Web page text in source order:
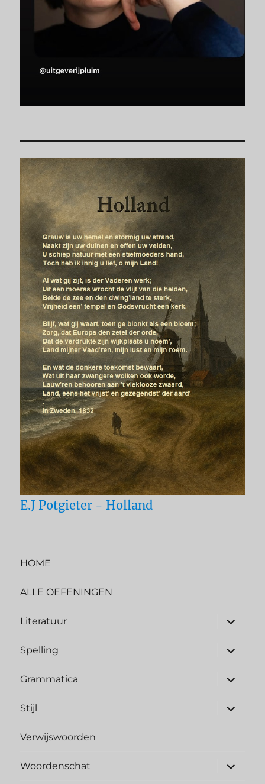
E.J Potgieter - Holland
HOME
ALLE OEFENINGEN
Literatuur
Spelling
Grammatica
Stijl
Verwijswoorden
Woordenschat